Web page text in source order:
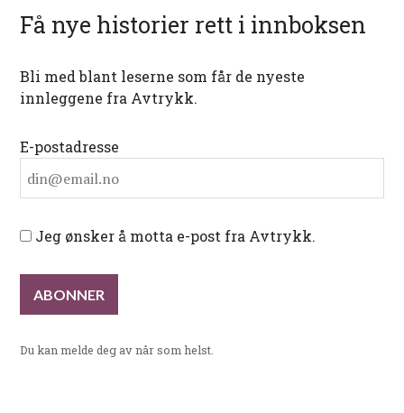
Få nye historier rett i innboksen
Bli med blant leserne som får de nyeste
innleggene fra Avtrykk.
E-postadresse
Jeg ønsker å motta e-post fra Avtrykk.
Du kan melde deg av når som helst.